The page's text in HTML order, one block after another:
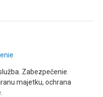
Zabezpečenie
majetku, ochrana